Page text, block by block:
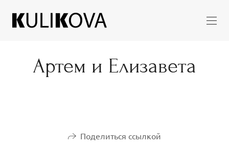
Артем и Елизавета
Поделиться ссылкой